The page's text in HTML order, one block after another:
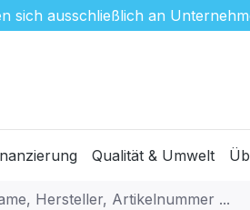
sich ausschließlich an
Qualität & Umwelt